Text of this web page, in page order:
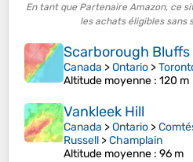
En tant que Partenaire Amazon, ce
les achats éligibles sans
Scarborough Bluffs
Canada >Ontario >
Altitude moyenne : 120 m
Vankleek Hill
Canada >Ontario >
Russell >Champlain
Altitude moyenne : 96 m